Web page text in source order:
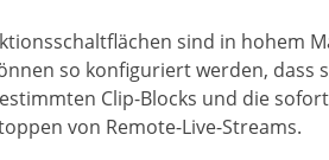
sind in hohem
so konfiguriert werden, dass
Clip-Blocks und die
von Remote-Live-Streams.